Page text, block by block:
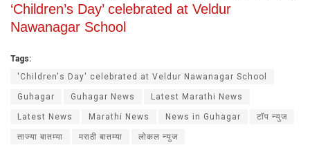
‘Children’s Day’ celebrated at Veldur
Nawanagar School
Tags:
'Children's Day' celebrated at Veldur Nawanagar School
Guhagar Guhagar News Latest Marathi News
Latest News Marathi News News in Guhagar टॉप न्युज
ताज्या बातम्या मराठी बातम्या लोकल न्युज